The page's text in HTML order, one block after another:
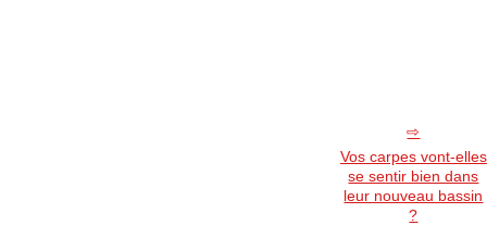
Vos carpes vont-elles
se sentir bien dans
leur nouveau bassin
?